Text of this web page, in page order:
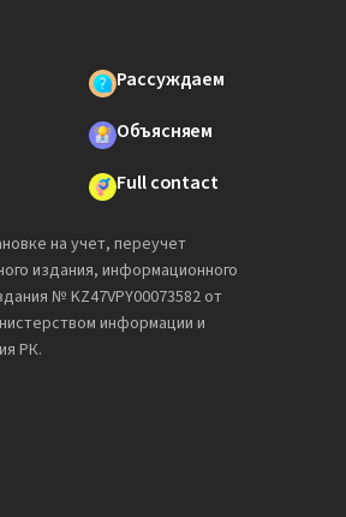
Рассуждаем
Объясняем
Full contact
на учет, переучет
издания, информационного
№ KZ47VPY00073582 от
информации и
РК.